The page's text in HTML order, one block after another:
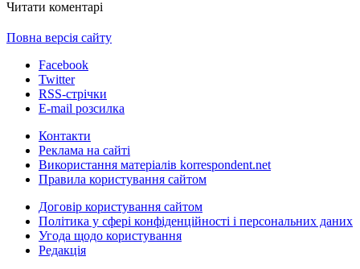
Читати коментарі
Повна версія сайту
Facebook
Twitter
RSS-стрічки
E-mail розсилка
Контакти
Реклама на сайті
Використання матеріалів korrespondent.net
Правила користування сайтом
Договір користування сайтом
Політика у сфері конфіденційності і персональних даних
Угода щодо користування
Редакція